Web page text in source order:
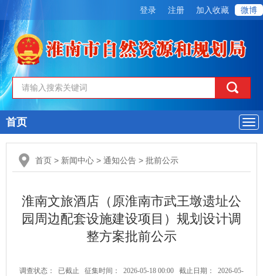
登录 注册 加入收藏 微博
导
航
首页
首页 > 新闻中心 > 通知公告 > 批前公示
淮南文旅酒店（原淮南市武王墩遗址公
园周边配套设施建设项目）规划设计调
整方案批前公示
调查状态： 已截止 征集时间： 2026-05-18 00:00 截止日期： 2026-05-